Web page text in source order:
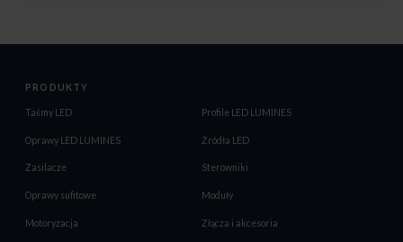
PRODUKTY
Taśmy LED Profile LED LUMINES
Oprawy LED LUMINES Źródła LED
Zasilacze Sterowniki
Oprawy sufitowe Moduły
Motoryzacja Złącza i akcesoria